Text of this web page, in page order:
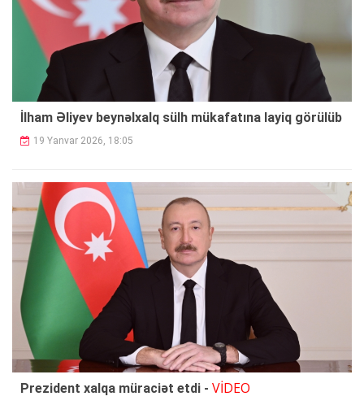
İlham Əliyev beynəlxalq sülh mükafatına layiq görülüb
19 Yanvar 2026, 18:05
Prezident xalqa müraciət etdi - VİDEO